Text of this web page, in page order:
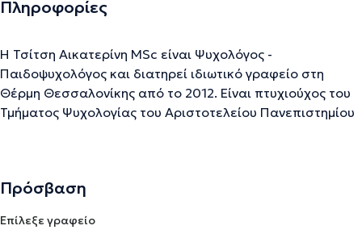
Πληροφορίες
Η Τσίτση Αικατερίνη MSc είναι Ψυχολόγος -
Παιδοψυχολόγος και διατηρεί ιδιωτικό γραφείο στη
Θέρμη Θεσσαλονίκης από το 2012. Είναι πτυχιούχος του
Τμήματος Ψυχολογίας του Αριστοτελείου Πανεπιστημίου
Συμπεριφορική Ψυχοθεραπεία και έχει εκπαιδευθεί στη
από την Ελληνική Εταιρεία Έρευνας Συμπεριφοράς,
Πρόσβαση
Επίλεξε γραφείο